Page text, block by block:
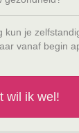
kun je
vanaf begin
wil ik wel!